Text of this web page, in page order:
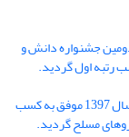
جشنواره دانش و
نشریه علمی - پژوهشی « اطلاعات جغرافیایی(سپهر)» در سال 1397 موفق به کسب
مسلح گردید.